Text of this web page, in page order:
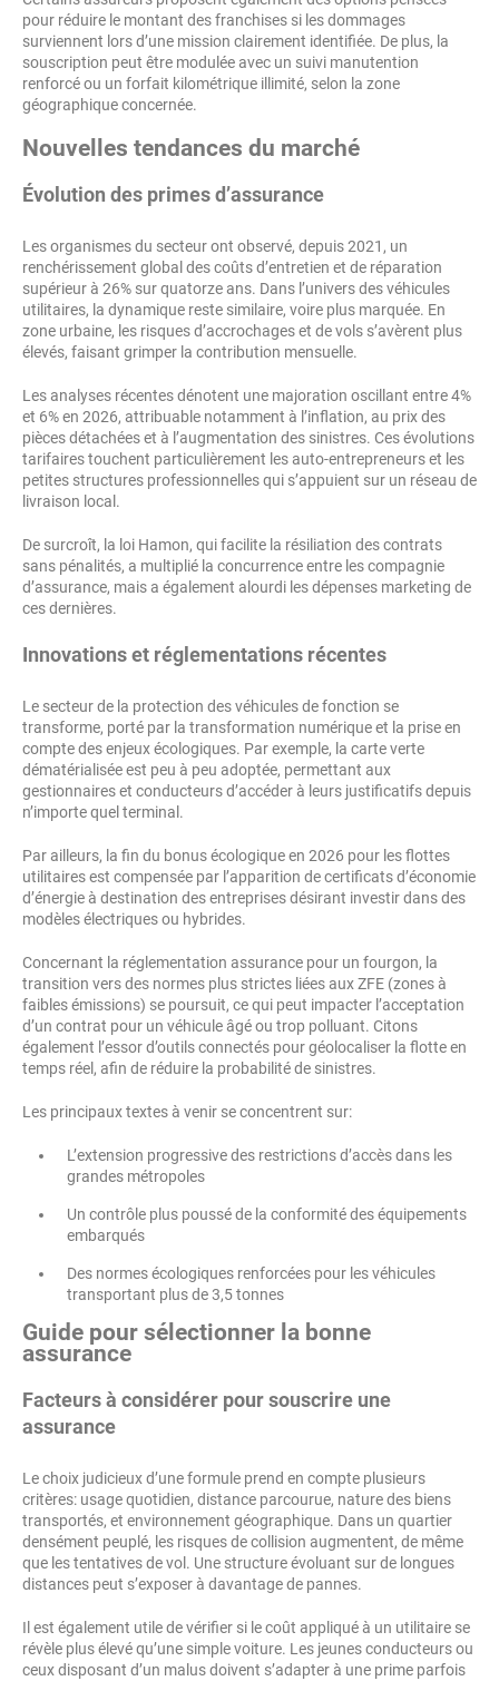
pour réduire le montant des franchises si les dommages
surviennent lors d’une mission clairement identifiée. De plus, la
souscription peut être modulée avec un suivi manutention
renforcé ou un forfait kilométrique illimité, selon la zone
géographique concernée.
Nouvelles tendances du marché
Évolution des primes d’assurance
Les organismes du secteur ont observé, depuis 2021, un
renchérissement global des coûts d’entretien et de réparation
supérieur à 26% sur quatorze ans. Dans l’univers des véhicules
utilitaires, la dynamique reste similaire, voire plus marquée. En
zone urbaine, les risques d’accrochages et de vols s’avèrent plus
élevés, faisant grimper la contribution mensuelle.
Les analyses récentes dénotent une majoration oscillant entre 4%
et 6% en 2026, attribuable notamment à l’inflation, au prix des
pièces détachées et à l’augmentation des sinistres. Ces évolutions
tarifaires touchent particulièrement les auto-entrepreneurs et les
petites structures professionnelles qui s’appuient sur un réseau de
livraison local.
De surcroît, la loi Hamon, qui facilite la résiliation des contrats
sans pénalités, a multiplié la concurrence entre les compagnie
d’assurance, mais a également alourdi les dépenses marketing de
ces dernières.
Innovations et réglementations récentes
Le secteur de la protection des véhicules de fonction se
transforme, porté par la transformation numérique et la prise en
compte des enjeux écologiques. Par exemple, la carte verte
dématérialisée est peu à peu adoptée, permettant aux
gestionnaires et conducteurs d’accéder à leurs justificatifs depuis
n’importe quel terminal.
Par ailleurs, la fin du bonus écologique en 2026 pour les flottes
utilitaires est compensée par l’apparition de certificats d’économie
d’énergie à destination des entreprises désirant investir dans des
modèles électriques ou hybrides.
Concernant la réglementation assurance pour un fourgon, la
transition vers des normes plus strictes liées aux ZFE (zones à
faibles émissions) se poursuit, ce qui peut impacter l’acceptation
d’un contrat pour un véhicule âgé ou trop polluant. Citons
également l’essor d’outils connectés pour géolocaliser la flotte en
temps réel, afin de réduire la probabilité de sinistres.
Les principaux textes à venir se concentrent sur:
L’extension progressive des restrictions d’accès dans les
grandes métropoles
Un contrôle plus poussé de la conformité des équipements
embarqués
Des normes écologiques renforcées pour les véhicules
transportant plus de 3,5 tonnes
Guide pour sélectionner la bonne
assurance
Facteurs à considérer pour souscrire une
assurance
Le choix judicieux d’une formule prend en compte plusieurs
critères: usage quotidien, distance parcourue, nature des biens
transportés, et environnement géographique. Dans un quartier
densément peuplé, les risques de collision augmentent, de même
que les tentatives de vol. Une structure évoluant sur de longues
distances peut s’exposer à davantage de pannes.
Il est également utile de vérifier si le coût appliqué à un utilitaire se
révèle plus élevé qu’une simple voiture. Les jeunes conducteurs ou
ceux disposant d’un malus doivent s’adapter à une prime parfois